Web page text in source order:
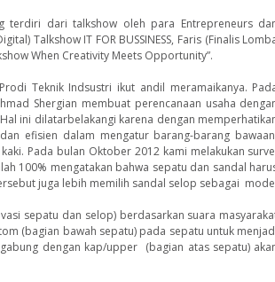
terdiri dari talkshow oleh para Entrepreneurs
Talkshow IT FOR BUSSINESS, Faris (Finalis
When Creativity Meets Opportunity”.
Teknik Indsustri ikut andil meramaikanya.
Shergian membuat perencanaan usaha
ini dilatarbelakangi karena dengan
efisien dalam mengatur barang-barang
Pada bulan Oktober 2012 kami melakukan
100% mengatakan bahwa sepatu dan sandal
juga lebih memilih sandal selop sebagai
sepatu dan selop) berdasarkan suara
(bagian bawah sepatu) pada sepatu untuk
dengan kap/upper (bagian atas sepatu)